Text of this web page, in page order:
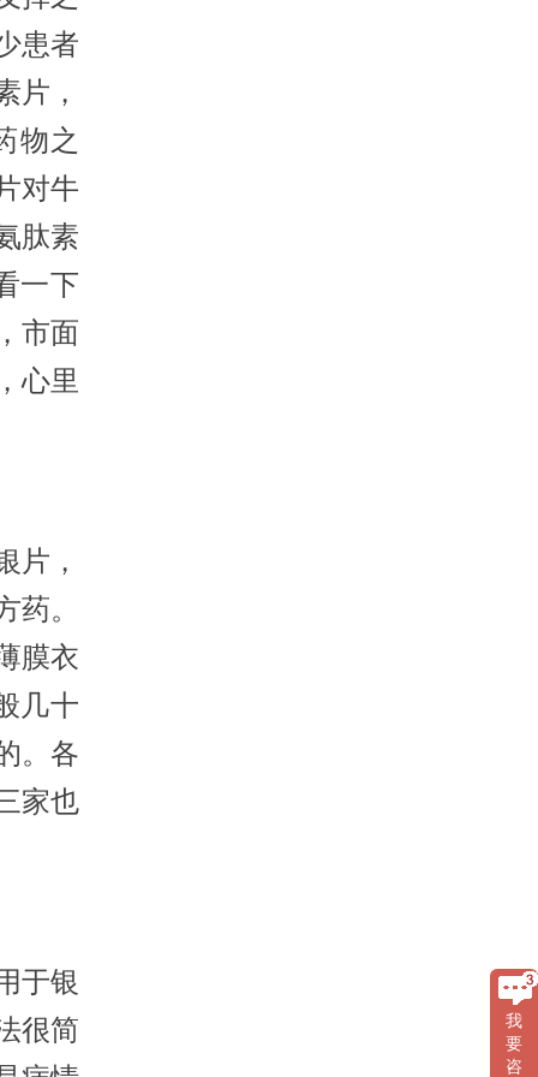
患者
片，
物之
对牛
肽素
一下
市面
心里
片，
药。
膜衣
几十
。各
家也
于银
很简
我
要
咨